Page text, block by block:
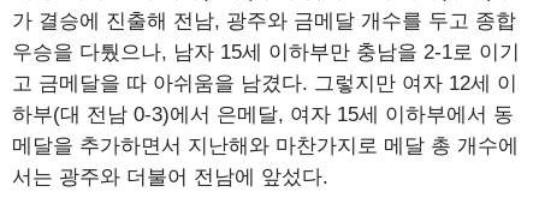
가 결승에 진출해 전남, 광주와 금메달 개수를 두고 종합
우승을 다퉜으나, 남자 15세 이하부만 충남을 2-1로 이기
고 금메달을 따 아쉬움을 남겼다. 그렇지만 여자 12세 이
하부(대 전남 0-3)에서 은메달, 여자 15세 이하부에서 동
메달을 추가하면서 지난해와 마찬가지로 메달 총 개수에
서는 광주와 더불어 전남에 앞섰다.